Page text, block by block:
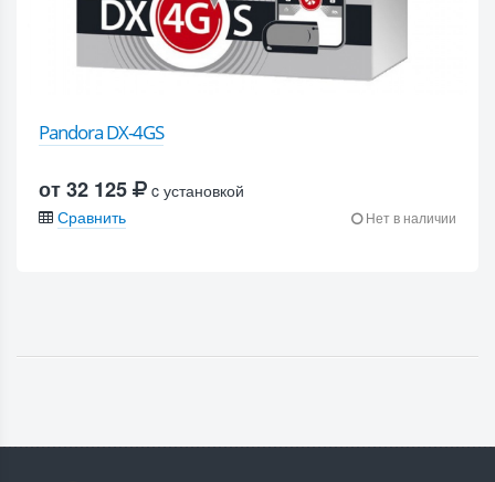
Pandora DX-4GS
от 32 125
c установкой
Сравнить
Нет в наличии